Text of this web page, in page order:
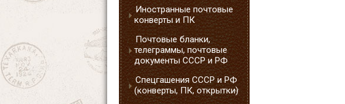
Иностранные почтовые
конверты и ПК
Почтовые бланки,
телеграммы, почтовые
документы СССР и РФ
Спецгашения СССР и РФ
(конверты, ПК, открытки)